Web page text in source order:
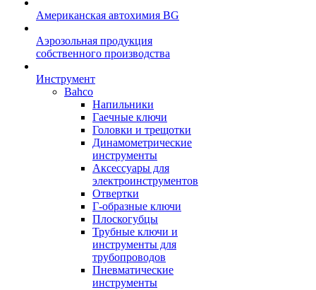
Американская автохимия BG
Аэрозольная продукция
собственного производства
Инструмент
Bahco
Напильники
Гаечные ключи
Головки и трещотки
Динамометрические
инструменты
Аксессуары для
электроинструментов
Отвертки
Г-образные ключи
Плоскогубцы
Трубные ключи и
инструменты для
трубопроводов
Пневматические
инструменты